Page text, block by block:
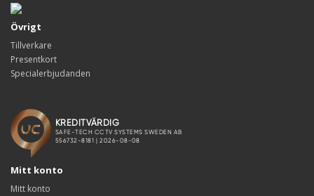
Övrigt
Tillverkare
Presentkort
Specialerbjudanden
Mitt konto
Mitt konto